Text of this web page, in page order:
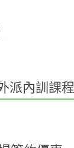
派內訓課程